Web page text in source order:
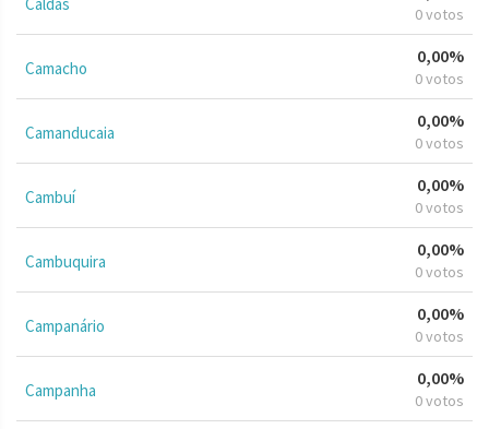
0 votos
Camacho
0,00%
0 votos
Camanducaia
0,00%
0 votos
Cambuí
0,00%
0 votos
Cambuquira
0,00%
0 votos
Campanário
0,00%
0 votos
Campanha
0,00%
0 votos